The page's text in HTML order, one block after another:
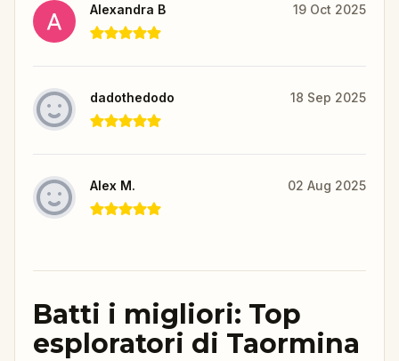
Alexandra B 19 Oct 2025
dadothedodo 18 Sep 2025
Alex M. 02 Aug 2025
Batti i migliori: Top
esploratori di Taormina